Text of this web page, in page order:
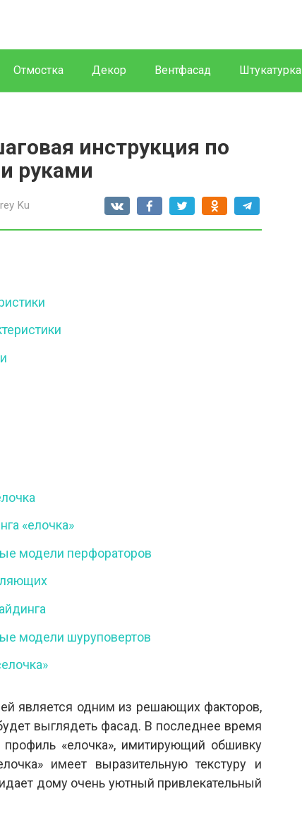
Отмостка Декор Вентфасад Штукатурка
инструкция по
руками
Ku
«елочка»
модели перфораторов
модели шуруповертов
является одним из решающих факторов,
выглядеть фасад. В последнее время
«елочка», имитирующий обшивку
имеет выразительную текстуру и
дому очень уютный привлекательный